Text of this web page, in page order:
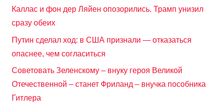
Каллас и фон дер Ляйен опозорились. Трамп унизил
сразу обеих
Путин сделал ход: в США признали — отказаться
опаснее, чем согласиться
Советовать Зеленскому – внуку героя Великой
Отечественной – станет Фриланд – внучка пособника
Гитлера